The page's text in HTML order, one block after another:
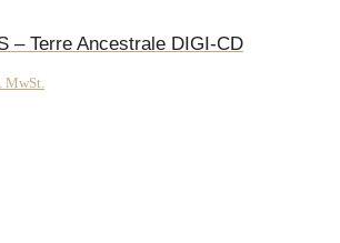
– Terre Ancestrale DIGI-CD